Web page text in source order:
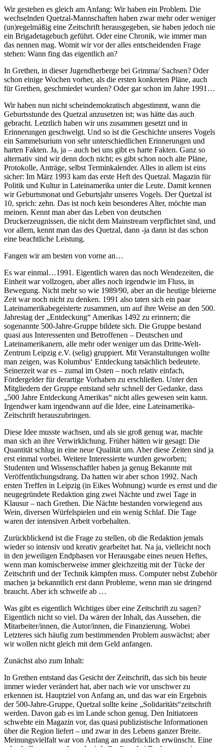
Wir gestehen es gleich am Anfang: Wir haben ein Problem. Die
wechselnden Quetzal-Mannschaften haben zwar mehr oder weniger
(un)regelmäßig eine Zeitschrift herausgegeben, sie haben jedoch nie
ein Brigadetagebuch geführt. Oder eine Chronik, wie immer man
das nennen mag. Womit wir vor der alles entscheidenden Frage
stehen: Wann fing das eigentlich an?
In Grethen, in dieser Jugendherberge bei Grimma/ Sachsen? Oder
schon einige Wochen vorher, als die ersten konkreten Pläne, auch
für Grethen, geschmiedet wurden? Oder gar schon im Jahre 1991…
Wir haben nun nicht scheindemokratisch abgestimmt, wann die
Geburtsstunde des Quetzal anzusetzen ist; was hätte das auch
gebracht. Letztlich haben wir uns zusammen gesetzt und in
Erinnerungen geschwelgt. Und so ist die Geschichte unseres Vogels
ein Sammelsurium von sehr unterschiedlichen Erinnerungen und
harten Fakten. Ja, ja – auch bei uns gibt es harte Fakten. Ganz so
alternativ sind wir denn doch nicht; es gibt schon noch alte Pläne,
Protokolle, Anträge, selbst Terminkalender. Alles in allem ist eins
sicher: Im März 1993 kam das erste Heft des Quetzal. Magazin für
Politik und Kultur in Lateinamerika unter die Leute. Damit kennen
wir Geburtsmonat und Geburtsjahr unseres Vogels. Der Quetzal ist
10, sprich: zehn. Das ist noch kein besonderes Alter, möchte man
meinen. Kennt man aber das Leben von deutschen
Druckerzeugnissen, die nicht dem Mainstream verpflichtet sind, und
vor allem, kennt man das des Quetzal, dann -ja dann ist das schon
eine beachtliche Leistung.
Fangen wir am besten von vorne an…
Es war einmal…1991. Eigentlich waren das noch Wendezeiten, die
Einheit war vollzogen, aber alles noch irgendwie im Fluss, in
Bewegung. Nicht mehr so wie 1989/90, aber an die heutige bleierne
Zeit war noch nicht zu denken. 1991 also taten sich ein paar
Lateinamerikabegeisterte zusammen, um auf ihre Weise an den 500.
Jahrestag der „Entdeckung“ Amerikas 1492 zu erinnern; die
sogenannte 500-Jahre-Gruppe bildete sich. Die Gruppe bestand
quasi aus Interessenten und Betroffenen – Deutschen und
Lateinamerikanern, alle mehr oder weniger um das Dritte-Welt-
Zentrum Leipzig e.V. (selig) gruppiert. Mit Veranstaltungen wollte
man zeigen, was Kolumbus‘ Entdeckung tatsächlich bedeutete.
Seinerzeit war es – zumal im Osten – noch relativ einfach,
Fördergelder für derartige Vorhaben zu erschließen. Unter den
Mitgliedern der Gruppe entstand sehr schnell der Gedanke, dass
„500 Jahre Entdeckung Amerikas“ nicht alles gewesen sein kann.
Irgendwer kam irgendwann auf die Idee, eine Lateinamerika-
Zeitschrift herauszubringen.
Diese Idee musste wachsen, und als sie groß genug war, machte
man sich an ihre Verwirklichung. Früher hätten wir gesagt: Die
Quantität schlug in eine neue Qualität um. Aber diese Zeiten sind ja
erst einmal vorbei. Weitere Interessierte wurden geworben;
Studenten und Wissenschaftler haben ja genug Bekannte mit
Veröffentlichungsdrang. Da hatten wir aber schon 1992. Nach
ersten Treffen in Leipzig (in Eikes Wohnung) wurde es ernst und die
neugegründete Redaktion ging zwei Nächte und zwei Tage in
Klausur – nach Grethen. Die Nächte bestanden vorwiegend aus
Wein, diversen Würfelspielen und ein wenig Schlaf. Die Tage
waren der intensiven Arbeit vorbehalten.
Zurückblickend ist die Frage zu stellen, ob die Redaktion jemals
wieder so intensiv und kreativ gearbeitet hat. Na ja, vielleicht noch
in den jeweiligen Endphasen vor Herausgabe eines neuen Heftes,
wenn man komischerweise immer gleichzeitig mit der Tücke der
Zeitschrift und der Technik kämpfen muss. Computer nebst Zubehör
machen ja bekanntlich erst dann Probleme, wenn man sie dringend
braucht. Aber ich schweife ab …
Was gibt es eigentlich Wichtiges über eine Zeitschrift zu sagen?
Eigentlich nicht so viel. Da wären der Inhalt, das Aussehen, die
Mitarbeiter/innen, die Autor/innen, die Finanzierung. Wobei
Letzteres sich häufig zum bestimmenden Problem auswächst; aber
wir wollen nicht gleich mit dem Geld anfangen.
Zunächst also zum Inhalt:
In Grethen entstand das Gesicht der Zeitschrift, das sich bis heute
immer wieder verändert hat, aber nach wie vor unschwer zu
erkennen ist. Hauptziel von Anfang an, und das war ein Ergebnis
der 500-Jahre-Gruppe, Quetzal sollte keine „Solidaritäts“zeitschrift
werden. Davon gab es im Lande schon genug. Den Initiatoren
schwebte ein Magazin vor, das quasi publizistische Informationen
über die Region liefert – und zwar in des Lebens ganzer Breite.
Meinungsvielfalt war von Anfang an ausdrücklich erwünscht. Eine